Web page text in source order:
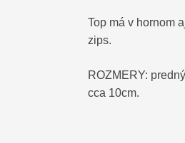
Top má v hornom
zips.
ROZMERY:
cca 10cm.